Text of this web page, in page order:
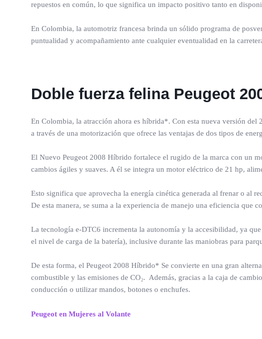
repuestos en común, lo que significa un impacto positivo tanto en
En Colombia, la automotriz francesa brinda un sólido programa de
puntualidad y acompañamiento ante cualquier eventualidad en la
Doble fuerza felina Peugeot
En Colombia, la atracción ahora es híbrida*. Con esta nueva versión
a través de una motorización que ofrece las ventajas de dos tipos de
El Nuevo Peugeot 2008 Híbrido fortalece el rugido de la marca con un
cambios ágiles y suaves. A él se integra un motor eléctrico de 21 hp,
Esto significa que aprovecha la energía cinética generada al frenar o al
De esta manera, se suma a la experiencia de manejo una eficiencia que
La tecnología e-DTC6 incrementa la autonomía y la accesibilidad, ya
el nivel de carga de la batería), inclusive durante las maniobras para
De esta forma, el Peugeot 2008 Híbrido* Se convierte en una gran
combustible y las emisiones de CO₂. Además, gracias a la caja de
conducción o utilizar mandos, botones o enchufes.
Peugeot en Mujeres al Volante